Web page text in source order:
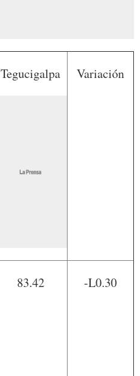
Tegucigalpa Variación
83.42 -L0.30